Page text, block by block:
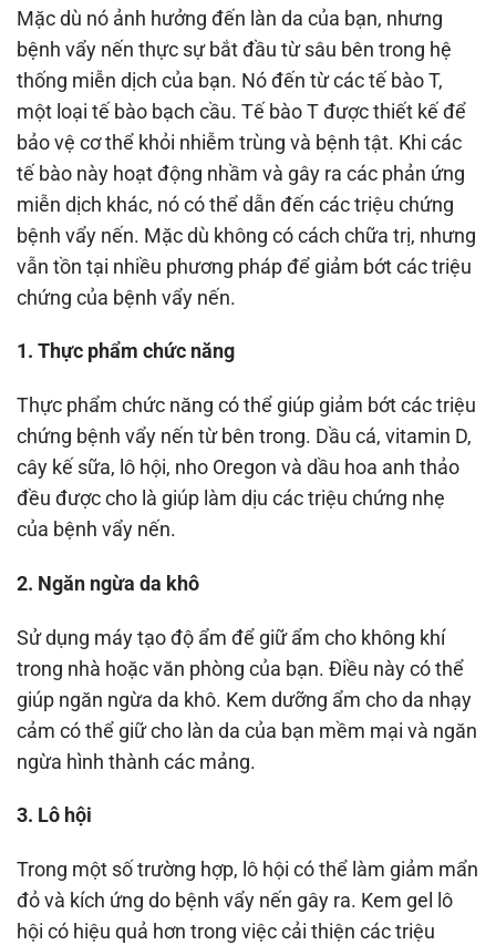
Mặc dù nó ảnh hưởng đến làn da của bạn, nhưng
bệnh vẩy nến thực sự bắt đầu từ sâu bên trong hệ
thống miễn dịch của bạn. Nó đến từ các tế bào T,
một loại tế bào bạch cầu. Tế bào T được thiết kế để
bảo vệ cơ thể khỏi nhiễm trùng và bệnh tật. Khi các
tế bào này hoạt động nhầm và gây ra các phản ứng
miễn dịch khác, nó có thể dẫn đến các triệu chứng
bệnh vẩy nến. Mặc dù không có cách chữa trị, nhưng
vẫn tồn tại nhiều phương pháp để giảm bớt các triệu
chứng của bệnh vẩy nến.
1. Thực phẩm chức năng
Thực phẩm chức năng có thể giúp giảm bớt các triệu
chứng bệnh vẩy nến từ bên trong. Dầu cá, vitamin D,
cây kế sữa, lô hội, nho Oregon và dầu hoa anh thảo
đều được cho là giúp làm dịu các triệu chứng nhẹ
của bệnh vẩy nến.
2. Ngăn ngừa da khô
Sử dụng máy tạo độ ẩm để giữ ẩm cho không khí
trong nhà hoặc văn phòng của bạn. Điều này có thể
giúp ngăn ngừa da khô. Kem dưỡng ẩm cho da nhạy
cảm có thể giữ cho làn da của bạn mềm mại và ngăn
ngừa hình thành các mảng.
3. Lô hội
Trong một số trường hợp, lô hội có thể làm giảm mẩn
đỏ và kích ứng do bệnh vẩy nến gây ra. Kem gel lô
hội có hiệu quả hơn trong việc cải thiện các triệu